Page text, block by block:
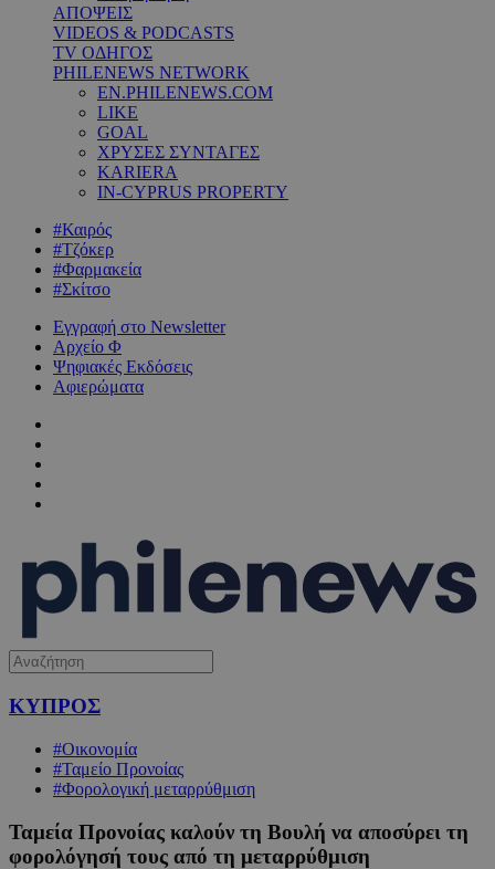
ΑΠΟΨΕΙΣ
VIDEOS & PODCASTS
TV ΟΔΗΓΟΣ
PHILENEWS NETWORK
EN.PHILENEWS.COM
LIKE
GOAL
ΧΡΥΣΕΣ ΣΥΝΤΑΓΕΣ
KARIERA
IN-CYPRUS PROPERTY
#Καιρός
#Τζόκερ
#Φαρμακεία
#Σκίτσο
Εγγραφή στο Newsletter
Αρχείο Φ
Ψηφιακές Εκδόσεις
Αφιερώματα
ΚΥΠΡΟΣ
#Οικονομία
#Ταμείο Προνοίας
#Φορολογική μεταρρύθμιση
Ταμεία Προνοίας καλούν τη Βουλή να αποσύρει τη
φορολόγησή τους από τη μεταρρύθμιση